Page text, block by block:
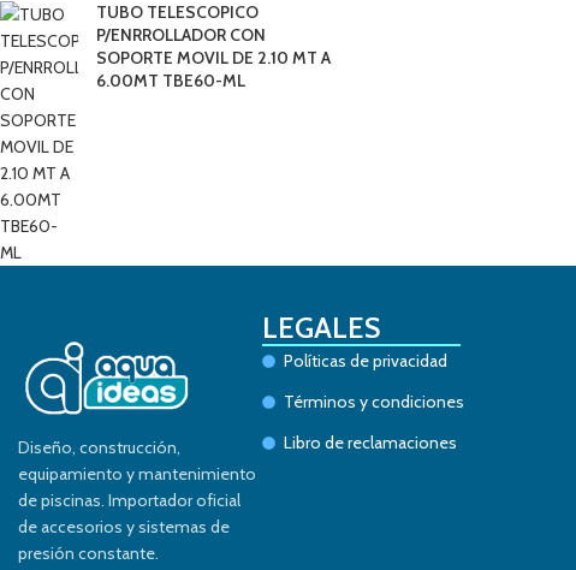
TUBO TELESCOPICO
P/ENRROLLADOR CON
SOPORTE MOVIL DE 2.10 MT A
6.00MT TBE60-ML
Diseño, construcción,
equipamiento y mantenimiento
de piscinas. Importador oficial
de accesorios y sistemas de
presión constante.
LEGALES
Políticas de privacidad
Términos y condiciones
Libro de reclamaciones